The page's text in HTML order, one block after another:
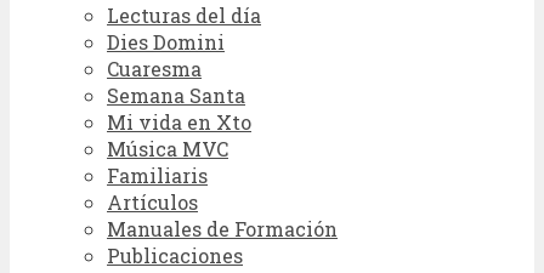
Lecturas del día
Dies Domini
Cuaresma
Semana Santa
Mi vida en Xto
Música MVC
Familiaris
Artículos
Manuales de Formación
Publicaciones